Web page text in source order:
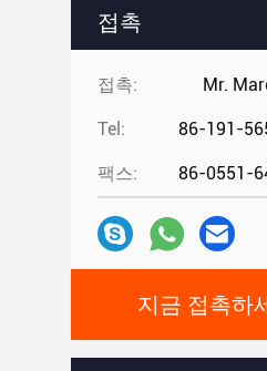
접촉
접촉: Mr.
Tel:
팩스:
지금 접촉하